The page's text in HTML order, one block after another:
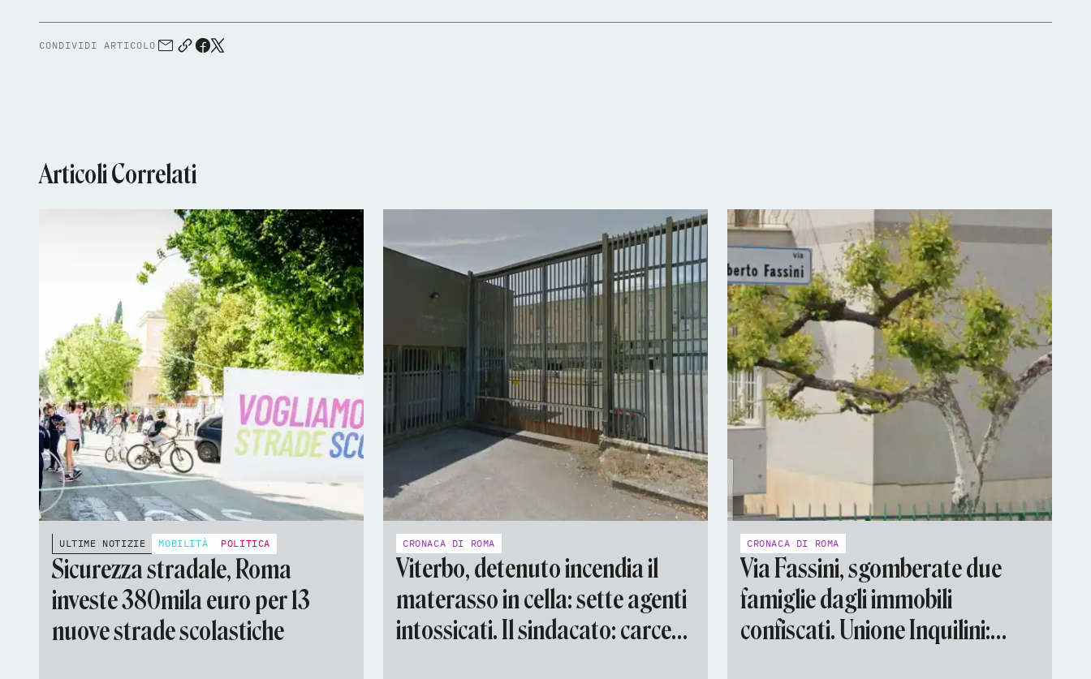
CONDIVIDI ARTICOLO
Articoli Correlati
ULTIME NOTIZIE MOBILITÀ POLITICA
Sicurezza stradale, Roma
investe 380mila euro per 13
nuove strade scolastiche
CRONACA DI ROMA
Viterbo, detenuto incendia il
materasso in cella: sette agenti
intossicati. Il sindacato: carcere
CRONACA DI ROMA
Via Fassini, sgomberate due
famiglie dagli immobili
confiscati. Unione Inquilini: